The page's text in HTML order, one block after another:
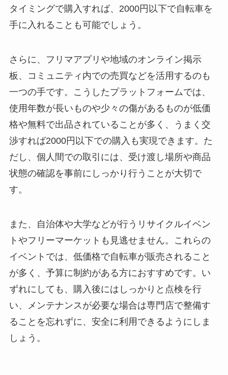
タイミングで購入すれば、2000円以下で自転車を
手に入れることも可能でしょう。
さらに、フリマアプリや地域のオンライン掲示
板、コミュニティ内での売買などを活用するのも
一つの手です。こうしたプラットフォームでは、
使用年数が長いものや少々の傷があるものが低価
格や無料で出品されていることが多く、うまく交
渉すれば2000円以下での購入も実現できます。た
だし、個人間での取引には、受け渡し場所や商品
状態の確認を事前にしっかり行うことが大切で
す。
また、自治体や大学などが行うリサイクルイベン
トやフリーマーケットも見逃せません。これらの
イベントでは、低価格で自転車が販売されること
が多く、予算に制約がある方におすすめです。い
ずれにしても、購入後にはしっかりと点検を行
い、メンテナンスが必要な場合は専門店で整備す
ることを忘れずに、安全に利用できるようにしま
しょう。